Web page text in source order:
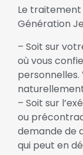
Le
Génération
– Soit sur
où vous
– Soit sur
ou
demande de
qui peut en